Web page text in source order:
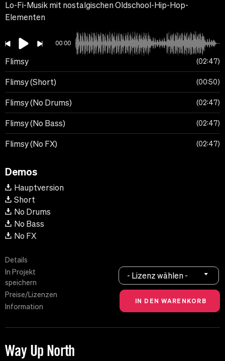
Lo-Fi-Musik mit nostalgischen Oldschool-Hip-Hop-
Elementen
00:00
Flimsy 02:47
Flimsy (Short) 00:50
Flimsy (No Drums) 02:47
Flimsy (No Bass) 02:47
Flimsy (No FX) 02:47
Demos
Hauptversion
Short
No Drums
No Bass
No FX
Details
In Projekt
speichern
Preise/Lizenzen
Information
- Lizenz wählen -
Way Up North